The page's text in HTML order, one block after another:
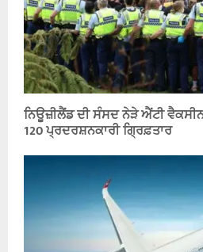
ਨਿਊਜ਼ੀਲੈਂਡ ਦੀ ਸੰਸਦ ਨੇੜੇ ਐਂਟੀ
120 ਪ੍ਰਦਰਸ਼ਨਕਾਰੀ ਗ੍ਰਿਫ਼ਤਾਰ